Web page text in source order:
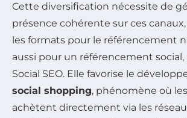
Cette diversification nécessite de
présence cohérente sur ces
les formats pour le référencement
aussi pour un référencement social,
Social SEO. Elle favorise le
social shopping, phénomène où
achètent directement via les